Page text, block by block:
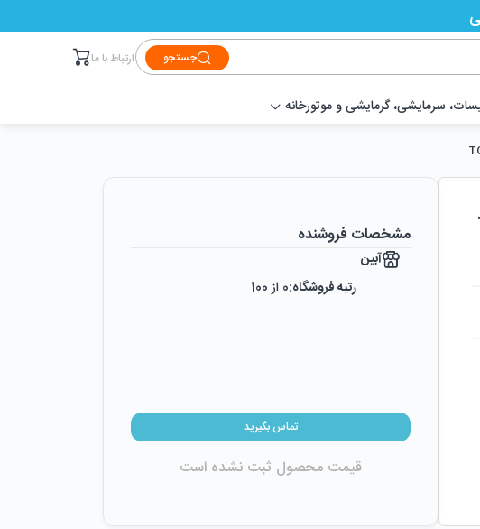
جستجو ارتباط با ما
سرمایشی، گرمایشی و موتورخانه
مشخصات فروشنده
آبین
رتبه فروشگاه:0 از 100
تماس بگیرید
قیمت محصول ثبت نشده است